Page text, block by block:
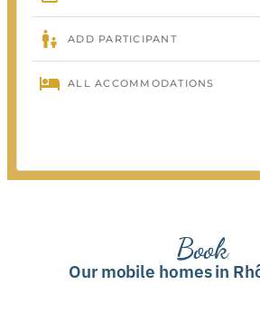
Book
Our mobile homes in